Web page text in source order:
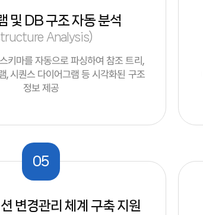
및 DB 구조 자동 분석
Analysis)
키마를 자동으로 파싱하여 참조 트리,
, 시퀀스 다이어그램 등 시각화된 구조
정보 제공
05
변경관리 체계 구축 지원